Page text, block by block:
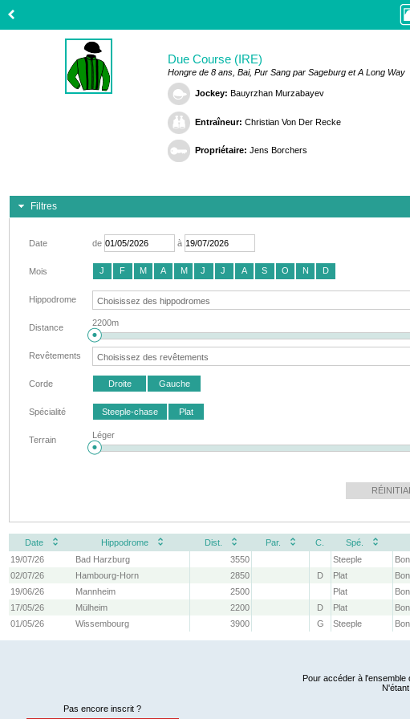
Due Course (IRE)
Hongre de 8 ans, Bai, Pur Sang par Sageburg et A Long Way
Jockey: Bauyrzhan Murzabayev
Entraîneur: Christian Von Der Recke
Propriétaire: Jens Borchers
Filtres
Date de à
Mois J F M A M J J A S O N D
Hippodrome
Distance 2200m
Revêtements
Corde Droite Gauche
Spécialité Steeple-chase Plat
Terrain Léger
Date Hippodrome Dist. Par. C. Spé.
19/07/26
Bad Harzburg 3550 Steeple Bon
02/07/26
Hambourg-Horn 2850 D Plat
19/06/26
Mannheim 2500 Plat
17/05/26
Mülheim 2200 D Plat
01/05/26
Wissembourg 3900 G Steeple Bon
Pour accéder à
Pas encore inscrit ?